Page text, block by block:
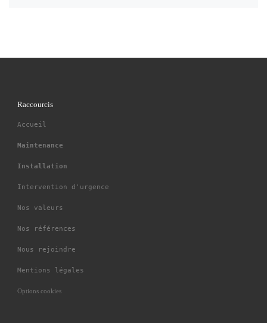
Raccourcis
Accueil
Maintenance
Installation
Intervention d'urgence
Nos valeurs
Nos références
Nous rejoindre
Mentions légales
Options cookies